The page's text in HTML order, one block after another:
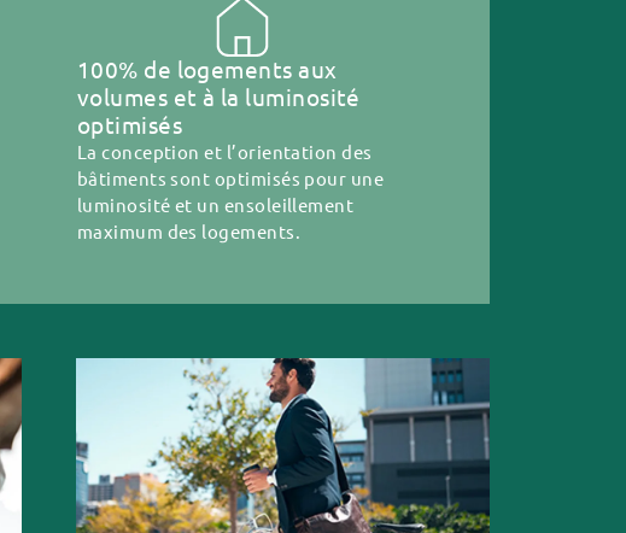
100% de logements aux
volumes et à la luminosité
optimisés
La conception et l’orientation des
bâtiments sont optimisés pour une
luminosité et un ensoleillement
maximum des logements.